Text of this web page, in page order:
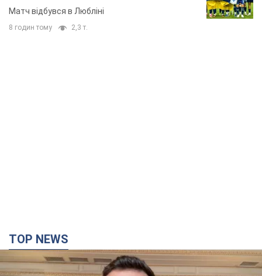
Матч відбувся в Любліні
8 годин тому 2,3 т.
TOP NEWS